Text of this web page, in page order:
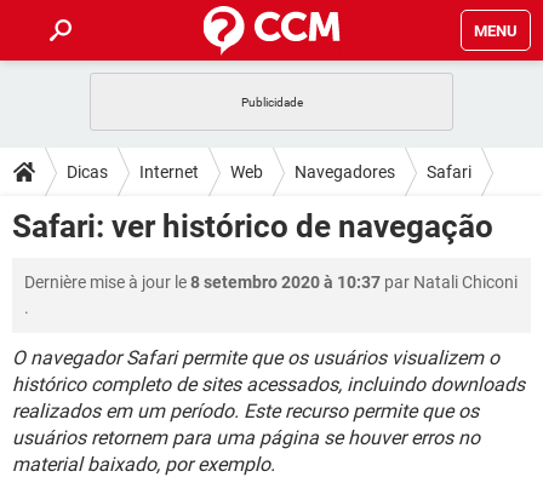
MENU
CELULAR FACEBOOK
OUTLOOK EXCEL
DICAS
JOGOS
CELULAR FACEBOOK
OUTLOOK EXCEL
GUIA DE COMPRAS
DOWNLOADS
INSTAGRAM GMAIL
GUIA DE COMPRAS
FÓRUM
CELULAR FACEBOOK
OUTLOOK EXCEL
INSTAGRAM GMAIL
JOGOS WHATSAPP
CELULAR FACEBOOK
OUTLOOK
Dicas Internet Web Navegadores Safari
Safari: ver histórico de navegação
Dernière mise à jour le8 setembro 2020 à 10:37 par Natali Chiconi
.
O navegador Safari permite que os usuários visualizem o
histórico completo de sites acessados, incluindo downloads
realizados em um período. Este recurso permite que os
usuários retornem para uma página se houver erros no
material baixado, por exemplo.